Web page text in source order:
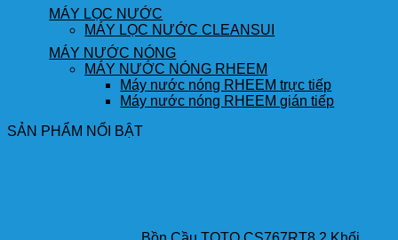
MÁY LỌC NƯỚC
MÁY LỌC NƯỚC CLEANSUI
MÁY NƯỚC NÓNG
MÁY NƯỚC NÓNG RHEEM
Máy nước nóng RHEEM trực tiếp
Máy nước nóng RHEEM gián tiếp
SẢN PHẨM NỔI BẬT